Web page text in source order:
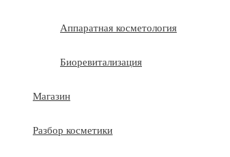
Аппаратная косметология
Биоревитализация
Магазин
Разбор косметики